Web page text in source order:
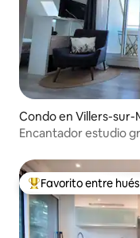
Condo en Villers-sur-
Encantador estudio
Favorito entre
Favorito entre